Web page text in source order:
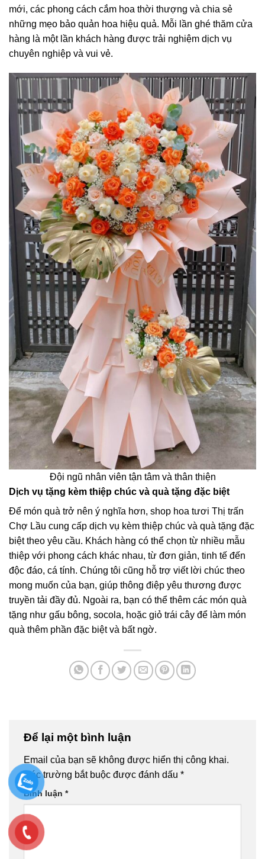
mới, các phong cách cắm hoa thời thượng và chia sẻ
những mẹo bảo quản hoa hiệu quả. Mỗi lần ghé thăm cửa
hàng là một lần khách hàng được trải nghiệm dịch vụ
chuyên nghiệp và vui vẻ.
Đội ngũ nhân viên tận tâm và thân thiện
Dịch vụ tặng kèm thiệp chúc và quà tặng đặc biệt
Để món quà trở nên ý nghĩa hơn, shop hoa tươi Thị trấn
Chợ Lầu cung cấp dịch vụ kèm thiệp chúc và quà tặng đặc
biệt theo yêu cầu. Khách hàng có thể chọn từ nhiều mẫu
thiệp với phong cách khác nhau, từ đơn giản, tinh tế đến
độc đáo, cá tính. Chúng tôi cũng hỗ trợ viết lời chúc theo
mong muốn của bạn, giúp thông điệp yêu thương được
truyền tải đầy đủ. Ngoài ra, bạn có thể thêm các món quà
tặng như gấu bông, socola, hoặc giỏ trái cây để làm món
quà thêm phần đặc biệt và bất ngờ.
Để lại một bình luận
Email của bạn sẽ không được hiển thị công khai.
Các trường bắt buộc được đánh dấu *
Bình luận *